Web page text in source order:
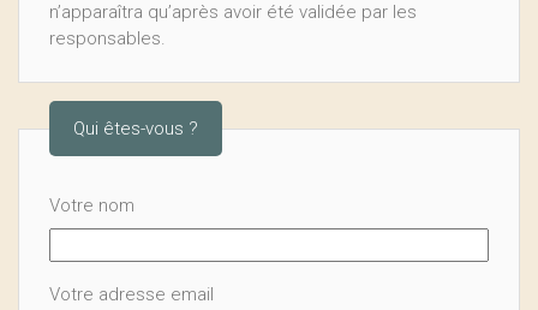
n’apparaîtra qu’après avoir été validée par les
responsables.
Qui êtes-vous ?
Votre nom
Votre adresse email